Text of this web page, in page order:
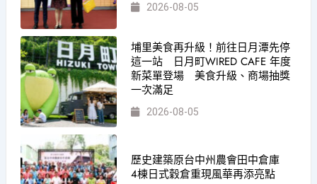
2026-08-05
埔里美食再升級！前往日月潭先停
這一站 日月町WIRED CAFE 年度
新菜單登場 美食升級、商場抽獎
一次滿足
2026-08-05
歷史建築原台中州農會田中倉庫
4棟日式穀倉重現風華再添亮點